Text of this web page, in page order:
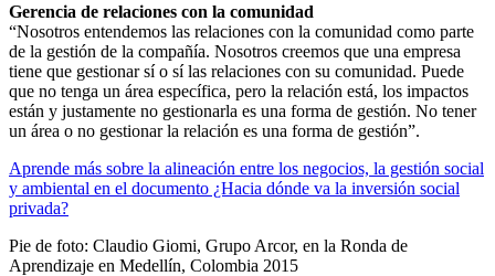
Gerencia de relaciones con la comunidad
“Nosotros entendemos las relaciones con la comunidad como parte
de la gestión de la compañía. Nosotros creemos que una empresa
tiene que gestionar sí o sí las relaciones con su comunidad. Puede
que no tenga un área específica, pero la relación está, los impactos
están y justamente no gestionarla es una forma de gestión. No tener
un área o no gestionar la relación es una forma de gestión”.
Aprende más sobre la alineación entre los negocios, la gestión social
y ambiental en el documento ¿Hacia dónde va la inversión social
privada?
Pie de foto: Claudio Giomi, Grupo Arcor, en la Ronda de
Aprendizaje en Medellín, Colombia 2015